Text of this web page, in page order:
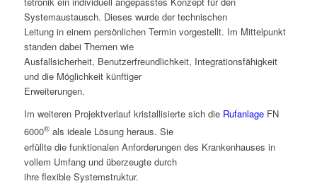
Systemaustausch. Dieses wurde der technischen
Leitung in einem persönlichen Termin vorgestellt. Im Mittelpunkt
standen dabei Themen wie
Ausfallsicherheit, Benutzerfreundlichkeit, Integrationsfähigkeit
und die Möglichkeit künftiger
Erweiterungen.
Im weiteren Projektverlauf kristallisierte sich die RufanlageFN
6000®als ideale Lösung heraus. Sie
erfüllte die funktionalen Anforderungen des Krankenhauses in
vollem Umfang und überzeugte durch
ihre flexible Systemstruktur.